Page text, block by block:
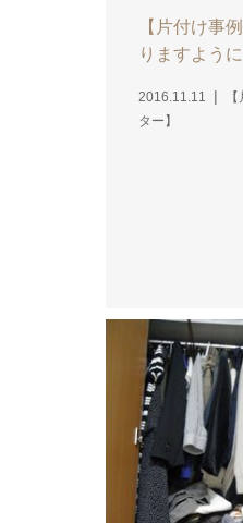
【片付け事
りますよう
2016.11.11
ター】